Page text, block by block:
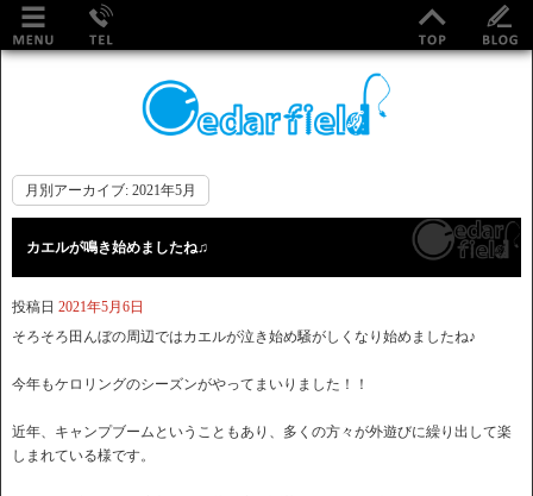
月別アーカイブ: 2021年5月
カエルが鳴き始めましたね♫
投稿日 2021年5月6日
そろそろ田んぼの周辺ではカエルが泣き始め騒がしくなり始めましたね♪
今年もケロリングのシーズンがやってまいりました！！
近年、キャンプブームということもあり、多くの方々が外遊びに繰り出して楽
しまれている様です。